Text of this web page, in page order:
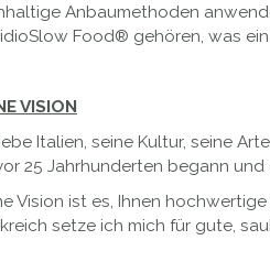
Anbaumethoden
Food® gehören, was
VISION
Italien, seine Kultur, seine
25 Jahrhunderten begann
Vision ist es, Ihnen
setze ich mich für gute,